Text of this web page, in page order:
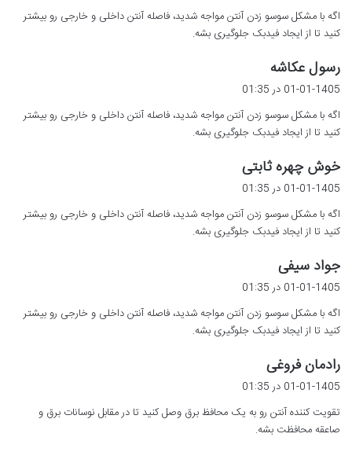
:
اگه با مشکل سوسو زدن آنتن مواجه شدید، فاصله آنتن داخلی و خارجی رو بیشتر
کنید تا از ایجاد فیدبک جلوگیری بشه.
رسول عکاشه
ف
:
01-01-1405 در 01:35
اگه با مشکل سوسو زدن آنتن مواجه شدید، فاصله آنتن داخلی و خارجی رو بیشتر
کنید تا از ایجاد فیدبک جلوگیری بشه.
خوش چهره ثابتی
:
01-01-1405 در 01:35
اگه با مشکل سوسو زدن آنتن مواجه شدید، فاصله آنتن داخلی و خارجی رو بیشتر
کنید تا از ایجاد فیدبک جلوگیری بشه.
جواد سیفی
ت
:
01-01-1405 در 01:35
اگه با مشکل سوسو زدن آنتن مواجه شدید، فاصله آنتن داخلی و خارجی رو بیشتر
کنید تا از ایجاد فیدبک جلوگیری بشه.
رادمان فروغی
ف
:
01-01-1405 در 01:35
تقویت کننده آنتن رو به یک محافظ برق وصل کنید تا در مقابل نوسانات برق و
صاعقه محافظت بشه.